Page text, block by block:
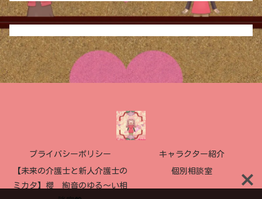
プライバシーポリシー キャラクター紹介
【未来の介護士と新人介護士の
ミカタ】櫻 絢音のゆる〜い相
個別相談室